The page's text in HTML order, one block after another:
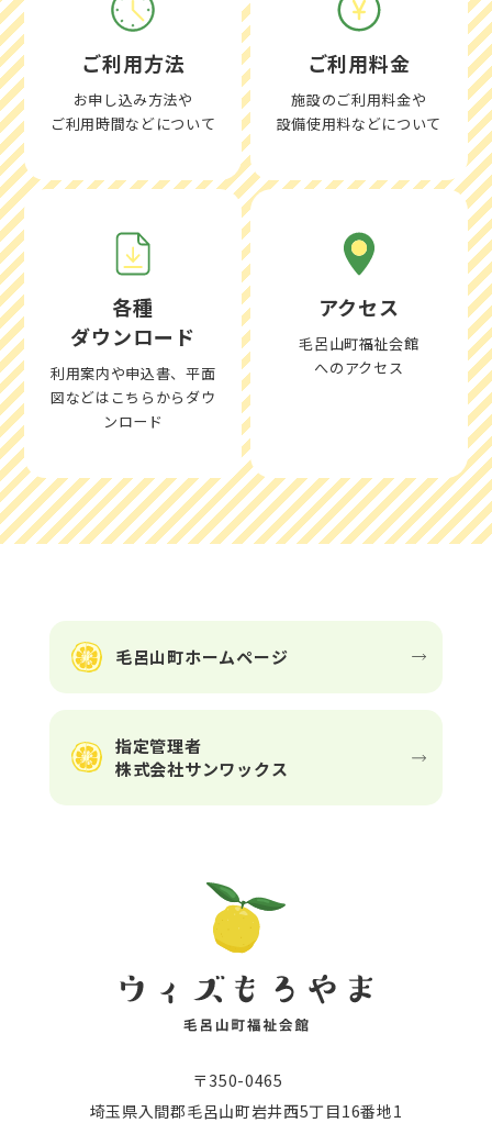
ご利用方法
お申し込み方法や
ご利用時間などについて
ご利用料金
施設のご利用料金や
設備使用料などについて
各種
ダウンロード
利用案内や申込書、平面
図などはこちらからダウ
ンロード
アクセス
毛呂山町福祉会館
へのアクセス
毛呂山町ホームページ
指定管理者
株式会社サンワックス
〒350-0465
埼玉県入間郡毛呂山町岩井西5丁目16番地1